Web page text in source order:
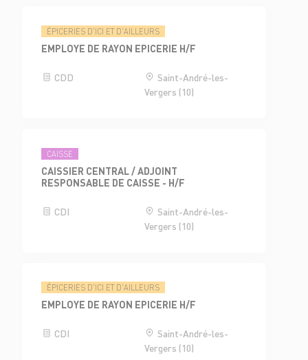
ÉPICERIES D'ICI ET D'AILLEURS
EMPLOYE DE RAYON EPICERIE H/F
CDD
Saint-André-les-
Vergers (10)
CAISSE
CAISSIER CENTRAL / ADJOINT
RESPONSABLE DE CAISSE - H/F
CDI
Saint-André-les-
Vergers (10)
ÉPICERIES D'ICI ET D'AILLEURS
EMPLOYE DE RAYON EPICERIE H/F
CDI
Saint-André-les-
Vergers (10)